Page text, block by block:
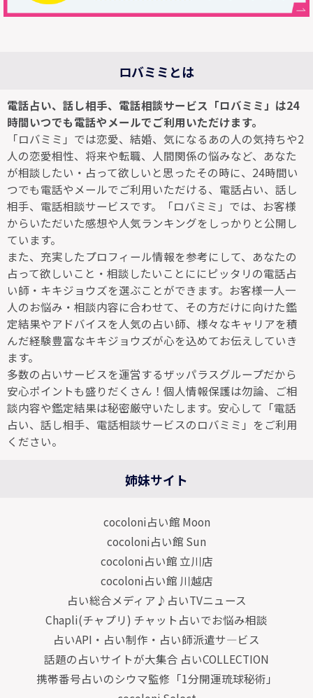
ロバミミとは
電話占い、話し相手、電話相談サービス「ロバミミ」は24
時間いつでも電話やメールでご利用いただけます。
「ロバミミ」では恋愛、結婚、気になるあの人の気持ちや2
人の恋愛相性、将来や転職、人間関係の悩みなど、あなた
が相談したい・占って欲しいと思ったその時に、24時間い
つでも電話やメールでご利用いただける、電話占い、話し
相手、電話相談サービスです。「ロバミミ」では、お客様
からいただいた感想や人気ランキングをしっかりと公開し
ています。
また、充実したプロフィール情報を参考にして、あなたの
占って欲しいこと・相談したいことににピッタリの電話占
い師・キキジョウズを選ぶことができます。お客様一人一
人のお悩み・相談内容に合わせて、その方だけに向けた鑑
定結果やアドバイスを人気の占い師、様々なキャリアを積
んだ経験豊富なキキジョウズが心を込めてお伝えしていき
ます。
多数の占いサービスを運営するザッパラスグループだから
安心ポイントも盛りだくさん！個人情報保護は勿論、ご相
談内容や鑑定結果は秘密厳守いたします。安心して「電話
占い、話し相手、電話相談サービスのロバミミ」をご利用
ください。
姉妹サイト
cocoloni占い館 Moon
cocoloni占い館 Sun
cocoloni占い館 立川店
cocoloni占い館 川越店
占い総合メディア♪占いTVニュース
Chapli(チャプリ) チャット占いでお悩み相談
占いAPI・占い制作・占い師派遣サ―ビス
話題の占いサイトが大集合 占いCOLLECTION
携帯番号占いのシウマ監修「1分開運琉球秘術」